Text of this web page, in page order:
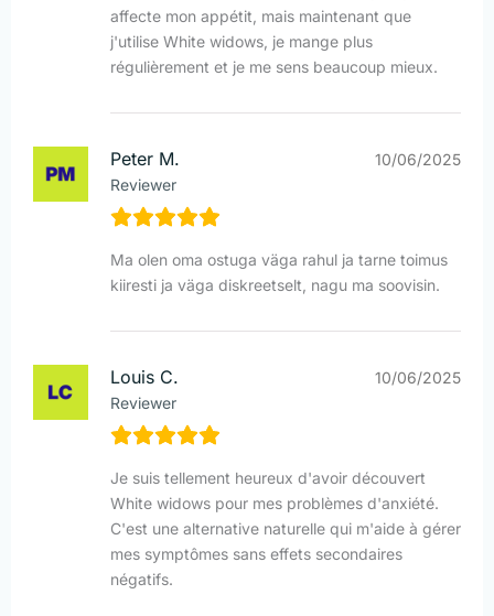
affecte mon appétit, mais maintenant que
j'utilise White widows, je mange plus
régulièrement et je me sens beaucoup mieux.
Peter M.
Reviewer
10/06/2025
Ma olen oma ostuga väga rahul ja tarne toimus
kiiresti ja väga diskreetselt, nagu ma soovisin.
Louis C.
Reviewer
10/06/2025
Je suis tellement heureux d'avoir découvert
White widows pour mes problèmes d'anxiété.
C'est une alternative naturelle qui m'aide à gérer
mes symptômes sans effets secondaires
négatifs.